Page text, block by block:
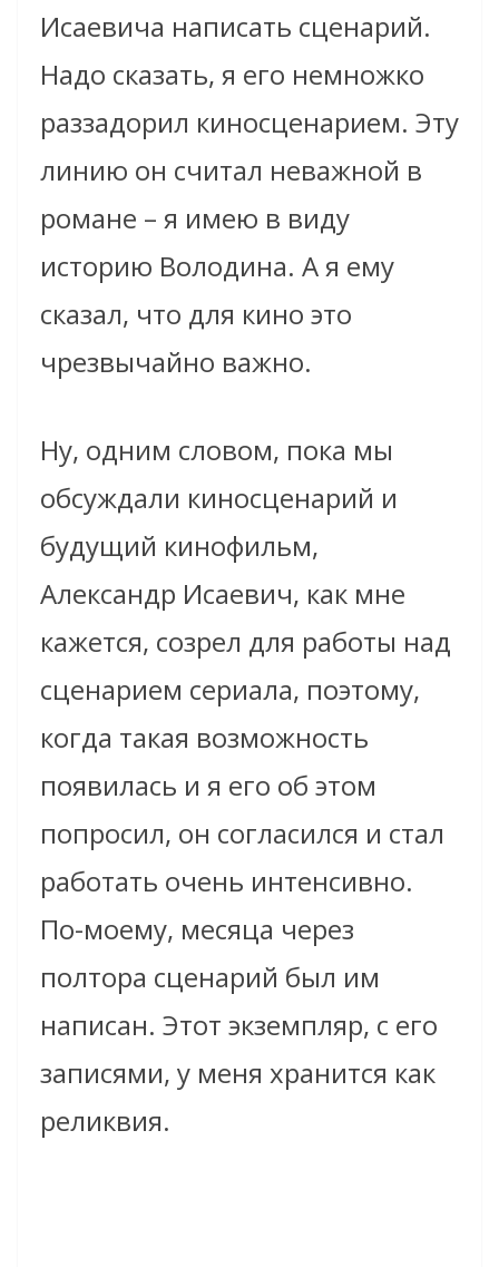
Исаевича написать сценарий.
Надо сказать, я его немножко
раззадорил киносценарием. Эту
линию он считал неважной в
романе – я имею в виду
историю Володина. А я ему
сказал, что для кино это
чрезвычайно важно.
Ну, одним словом, пока мы
обсуждали киносценарий и
будущий кинофильм,
Александр Исаевич, как мне
кажется, созрел для работы над
сценарием сериала, поэтому,
когда такая возможность
появилась и я его об этом
попросил, он согласился и стал
работать очень интенсивно.
По-моему, месяца через
полтора сценарий был им
написан. Этот экземпляр, с его
записями, у меня хранится как
реликвия.